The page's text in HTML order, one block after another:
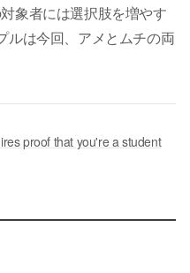
象者には選択肢を増やす
は今回、アメとムチの両
proof that you're a student